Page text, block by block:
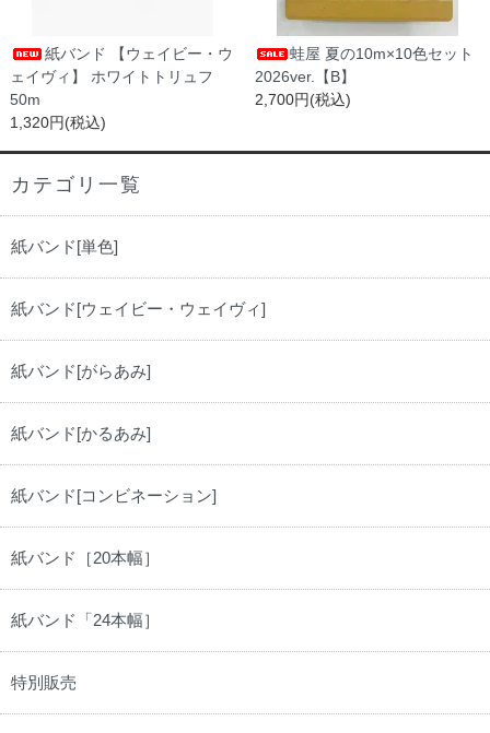
紙バンド 【ウェイビー・ウ
ェイヴィ】 ホワイトトリュフ
50m
1,320円(税込)
蛙屋 夏の10m×10色セット
2026ver.【B】
2,700円(税込)
カテゴリ一覧
紙バンド[単色]
紙バンド[ウェイビー・ウェイヴィ]
紙バンド[がらあみ]
紙バンド[かるあみ]
紙バンド[コンビネーション]
紙バンド［20本幅］
紙バンド「24本幅］
特別販売